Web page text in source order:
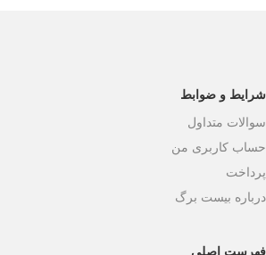
شرایط و ضوابط
سوالات متداول
حساب کاربری من
پرداخت
درباره بیست برگ
فهرست اصلی